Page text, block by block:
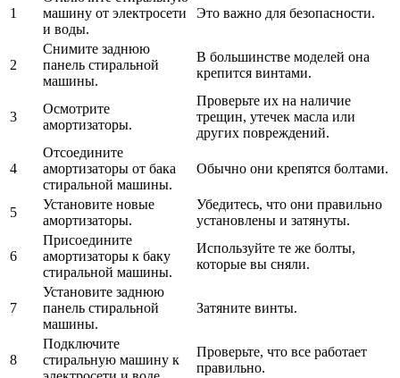
1
машину от электросети
и воды.
Это важно для безопасности.
2
Снимите заднюю
панель стиральной
машины.
В большинстве моделей она
крепится винтами.
3
Осмотрите
амортизаторы.
Проверьте их на наличие
трещин, утечек масла или
других повреждений.
4
Отсоедините
амортизаторы от бака
стиральной машины.
Обычно они крепятся болтами.
5
Установите новые
амортизаторы.
Убедитесь, что они правильно
установлены и затянуты.
6
Присоедините
амортизаторы к баку
стиральной машины.
Используйте те же болты,
которые вы сняли.
7
Установите заднюю
панель стиральной
машины.
Затяните винты.
8
Подключите
стиральную машину к
Проверьте, что все работает
правильно.